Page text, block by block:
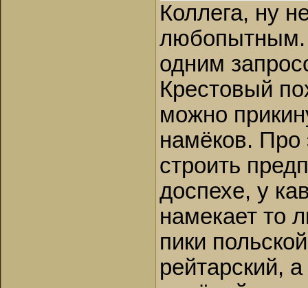
Коллега, ну
одним
Крестовый
можно
намёков. Про
строить
доспехе, у
намекает то
пики
рейтарский,